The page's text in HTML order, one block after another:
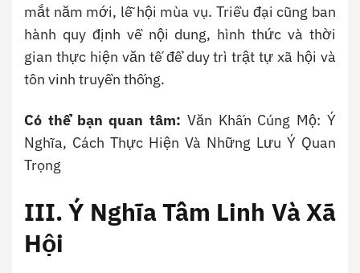
mắt năm mới, lễ hội mùa vụ. Triều đại cũng ban
hành quy định về nội dung, hình thức và thời
gian thực hiện văn tế để duy trì trật tự xã hội và
tôn vinh truyền thống.
Có thể bạn quan tâm: Văn Khấn Cúng Mộ: Ý
Nghĩa, Cách Thực Hiện Và Những Lưu Ý Quan
Trọng
III. Ý Nghĩa Tâm Linh Và Xã
Hội